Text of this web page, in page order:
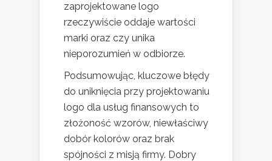
zaprojektowane logo
rzeczywiście oddaje wartości
marki oraz czy unika
nieporozumień w odbiorze.
Podsumowując, kluczowe błędy
do uniknięcia przy projektowaniu
logo dla usług finansowych to
złożoność wzorów, niewłaściwy
dobór kolorów oraz brak
spójności z misją firmy. Dobry